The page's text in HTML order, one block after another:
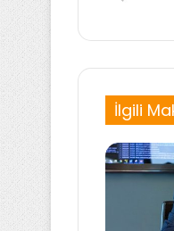
İlgili